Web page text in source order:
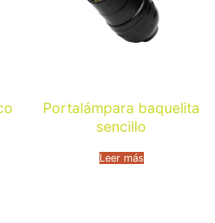
Portalámpara baquelita
sencillo
Leer más